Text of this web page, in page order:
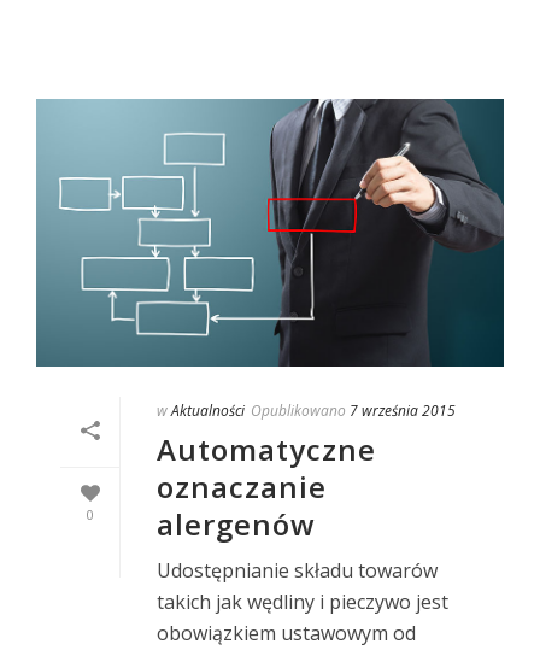
0
wAktualności Opublikowano 7 września 2015
Automatyczne
oznaczanie
alergenów
Udostępnianie składu towarów
takich jak wędliny i pieczywo jest
obowiązkiem ustawowym od